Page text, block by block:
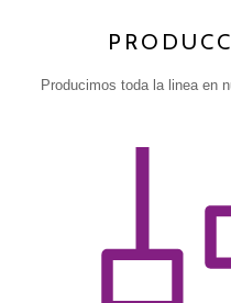
Producimos toda la linea en